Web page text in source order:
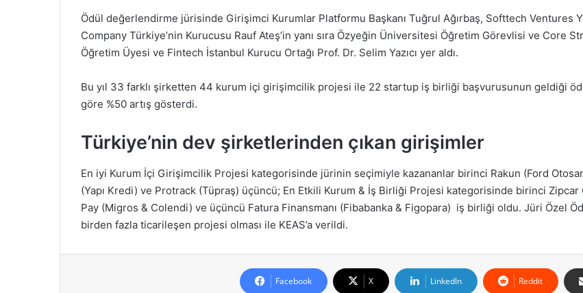
Ödül değerlendirme jürisinde Girişimci Kurumlar Platformu Başkanı Tuğrul Ağırbaş, Softtech Ventures
Company Türkiye’nin Kurucusu Rauf Ateş’in yanı sıra Özyeğin Üniversitesi Öğretim Görevlisi ve Core
Öğretim Üyesi ve Fintech İstanbul Kurucu Ortağı Prof. Dr. Selim Yazıcı yer aldı.
Bu yıl 33 farklı şirketten 44 kurum içi girişimcilik projesi ile 22 startup iş birliği başvurusunun geldiği
göre %50 artış gösterdi.
Türkiye’nin dev şirketlerinden çıkan girişimler
En iyi Kurum İçi Girişimcilik Projesi kategorisinde jürinin seçimiyle kazananlar birinci Rakun (Ford
(Yapı Kredi) ve Protrack (Tüpraş) üçüncü; En Etkili Kurum & İş Birliği Projesi kategorisinde birinci
Pay (Migros & Colendi) ve üçüncü Fatura Finansmanı (Fibabanka & Figopara) iş birliği oldu. Jüri Özel
birden fazla ticarileşen projesi olması ile KEAS’a verildi.
Facebook X LinkedIn Reddit